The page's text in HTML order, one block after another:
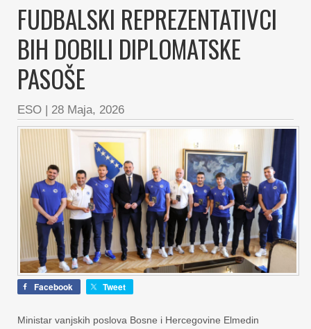
FUDBALSKI REPREZENTATIVCI
BIH DOBILI DIPLOMATSKE
PASOŠE
ESO | 28 Maja, 2026
Facebook Tweet
Ministar vanjskih poslova Bosne i Hercegovine Elmedin